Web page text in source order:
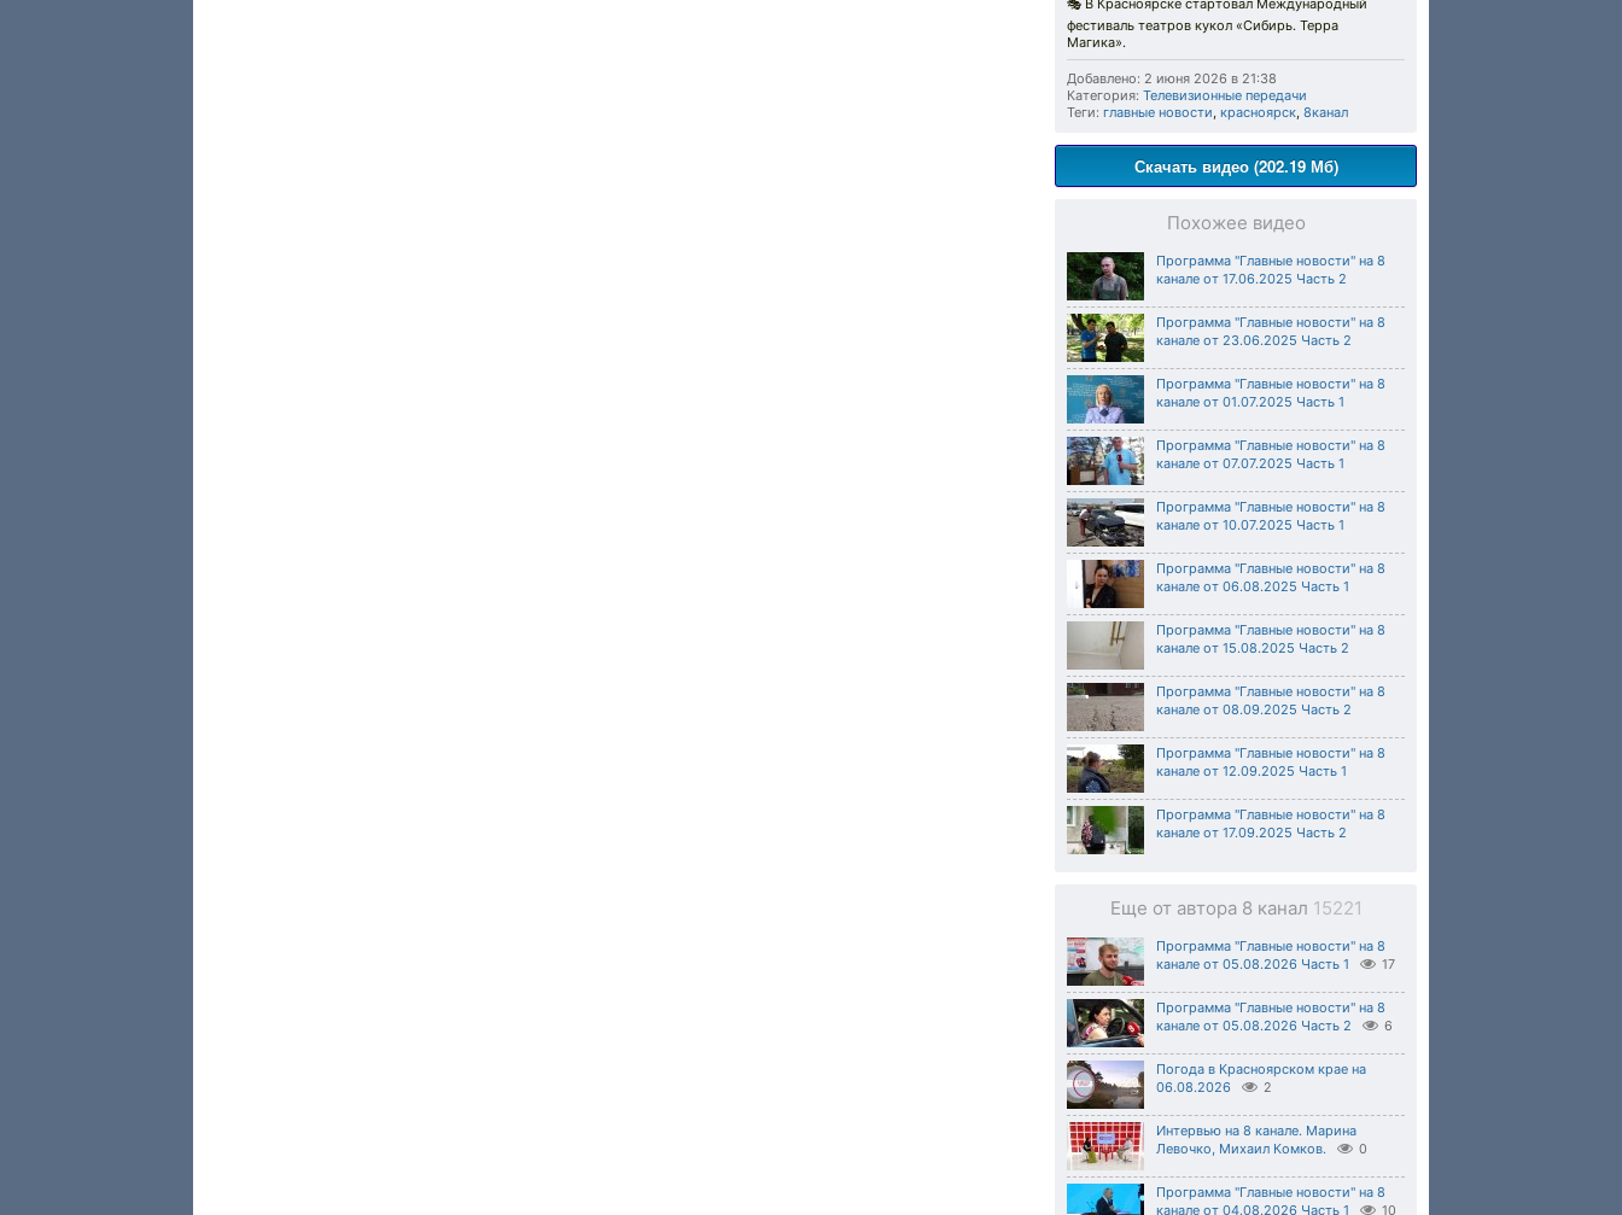
🎭 В Красноярске стартовал Международный
фестиваль театров кукол «Сибирь. Терра
Магика».
Добавлено: 2 июня 2026 в 21:38
Категория: Телевизионные передачи
Теги: главные новости, красноярск, 8канал
Скачать видео (202.19 Мб)
Похожее видео
Программа "Главные новости" на 8
канале от 17.06.2025 Часть 2
Программа "Главные новости" на 8
канале от 23.06.2025 Часть 2
Программа "Главные новости" на 8
канале от 01.07.2025 Часть 1
Программа "Главные новости" на 8
канале от 07.07.2025 Часть 1
Программа "Главные новости" на 8
канале от 10.07.2025 Часть 1
Программа "Главные новости" на 8
канале от 06.08.2025 Часть 1
Программа "Главные новости" на 8
канале от 15.08.2025 Часть 2
Программа "Главные новости" на 8
канале от 08.09.2025 Часть 2
Программа "Главные новости" на 8
канале от 12.09.2025 Часть 1
Программа "Главные новости" на 8
канале от 17.09.2025 Часть 2
Еще от автора 8 канал 15221
Программа "Главные новости" на 8
канале от 05.08.2026 Часть 1
17
Программа "Главные новости" на 8
канале от 05.08.2026 Часть 2
6
Погода в Красноярском крае на
06.08.2026
2
Интервью на 8 канале. Марина
Левочко, Михаил Комков.
0
Программа "Главные новости" на 8
канале от 04.08.2026 Часть 1
10